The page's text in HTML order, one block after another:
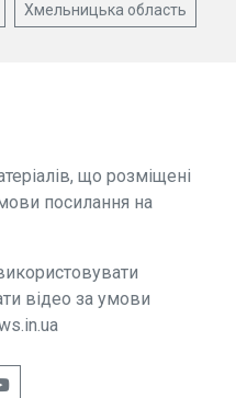
Хмельницька область
що розміщені
посилання на
відео за умови